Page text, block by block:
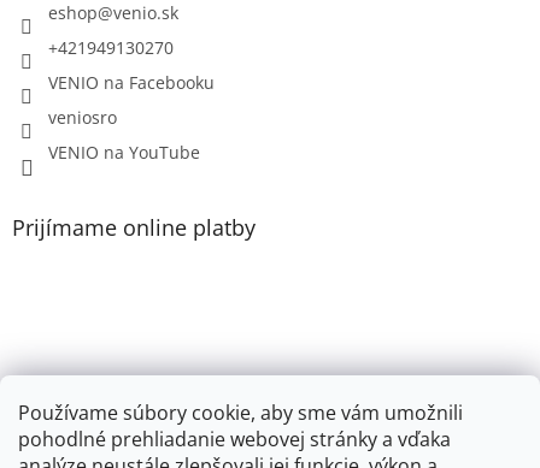
Používame súbory cookie, aby sme vám umožnili
pohodlné prehliadanie webovej stránky a vďaka
eshop@venio.sk
+421949130270
VENIO na Facebooku
veniosro
VENIO na YouTube
Prijímame online platby
VENIO, s.r.o. - firemný web /
Videonávody YouTube k PR200, PR100, PR110, PR102
Youtube VENIO